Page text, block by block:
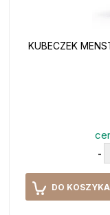
KUBECZEK
-
DO KOSZYKA